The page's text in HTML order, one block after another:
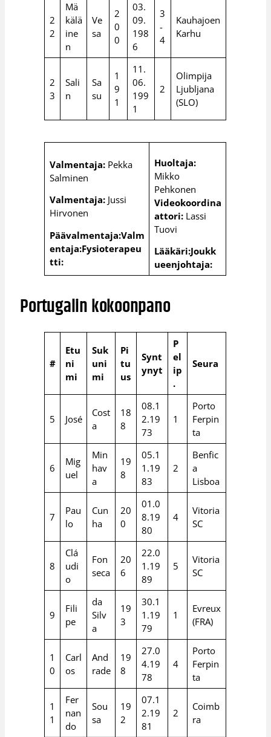
2
2
Mä
kälä
ine
n
Ve
sa
2
0
0
03.
09.
198
6
3
-
4
Kauhajoen
Karhu
2
3
Sali
n
Sa
su
1
9
1
11.
06.
199
1
2
Olimpija
Ljubljana
(SLO)
Valmentaja:Pekka
Salminen
Valmentaja:Jussi
Hirvonen
Päävalmentaja:Valm
entaja:Fysioterapeu
tti:
Huoltaja:
Mikko
Pehkonen
Videokoordina
attori:Lassi
Tuovi
Lääkäri:Joukk
ueenjohtaja:
Portugalin kokoonpano
#
Etu
ni
mi
Suk
uni
mi
Pi
tu
us
Synt
ynyt
P
el
ip
.
Seura
5 José
Cost
a
18
8
08.1
2.19
73
1
Porto
Ferpin
ta
6
Mig
uel
Min
hav
a
19
8
05.1
1.19
83
2
Benfic
a
Lisboa
7
Pau
lo
Cun
ha
20
0
01.0
8.19
80
4
Vitoria
SC
8
Clá
udi
o
Fon
seca
20
6
22.0
1.19
89
5
Vitoria
SC
9
Fili
pe
da
Silv
a
19
3
30.1
1.19
79
1
Evreux
(FRA)
1
0
Carl
os
And
rade
19
8
27.0
4.19
78
4
Porto
Ferpin
ta
1
1
Fer
nan
do
Sou
sa
19
2
07.1
2.19
81
2
Coimb
ra